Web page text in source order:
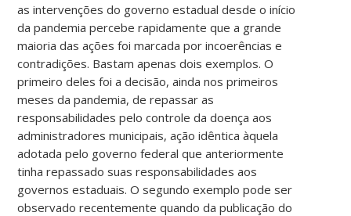
as intervenções do governo estadual desde o início
da pandemia percebe rapidamente que a grande
maioria das ações foi marcada por incoerências e
contradições. Bastam apenas dois exemplos. O
primeiro deles foi a decisão, ainda nos primeiros
meses da pandemia, de repassar as
responsabilidades pelo controle da doença aos
administradores municipais, ação idêntica àquela
adotada pelo governo federal que anteriormente
tinha repassado suas responsabilidades aos
governos estaduais. O segundo exemplo pode ser
observado recentemente quando da publicação do